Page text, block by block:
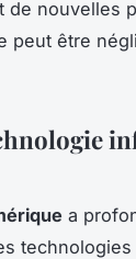
de nouvelles
peut être
a